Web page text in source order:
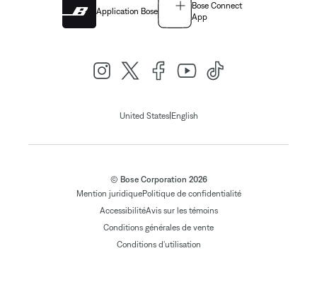
Application Bose
Bose Connect
App
United States| English
© Bose Corporation 2026
Mention juridiquePolitique de confidentialité
AccessibilitéAvis sur les témoins
Conditions générales de vente
Conditions d'utilisation